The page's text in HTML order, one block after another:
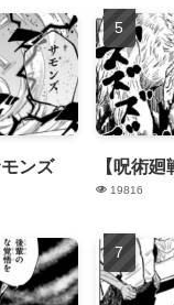
ンズ 【呪術
19816